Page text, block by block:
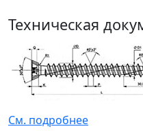
Техническая
См. подробнее